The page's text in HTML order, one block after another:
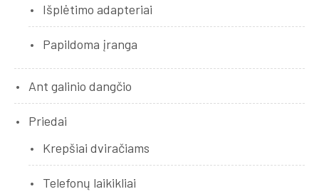
Išplėtimo adapteriai
Papildoma įranga
Ant galinio dangčio
Priedai
Krepšiai dviračiams
Telefonų laikikliai